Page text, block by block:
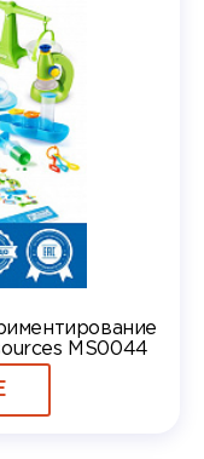
MS0044